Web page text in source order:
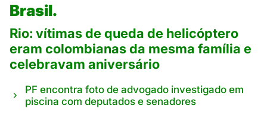
Brasil.
Rio: vítimas de queda de helicóptero
eram colombianas da mesma família e
celebravam aniversário
PF encontra foto de advogado investigado em
piscina com deputados e senadores